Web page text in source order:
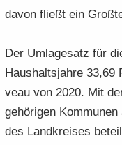
­
n
­
n
davon fließt ein
Der Um­la­ge­satz für
Haus­halts­jah­re
veau von 2020. Mit
ge­hö­ri­gen
des Land­krei­ses